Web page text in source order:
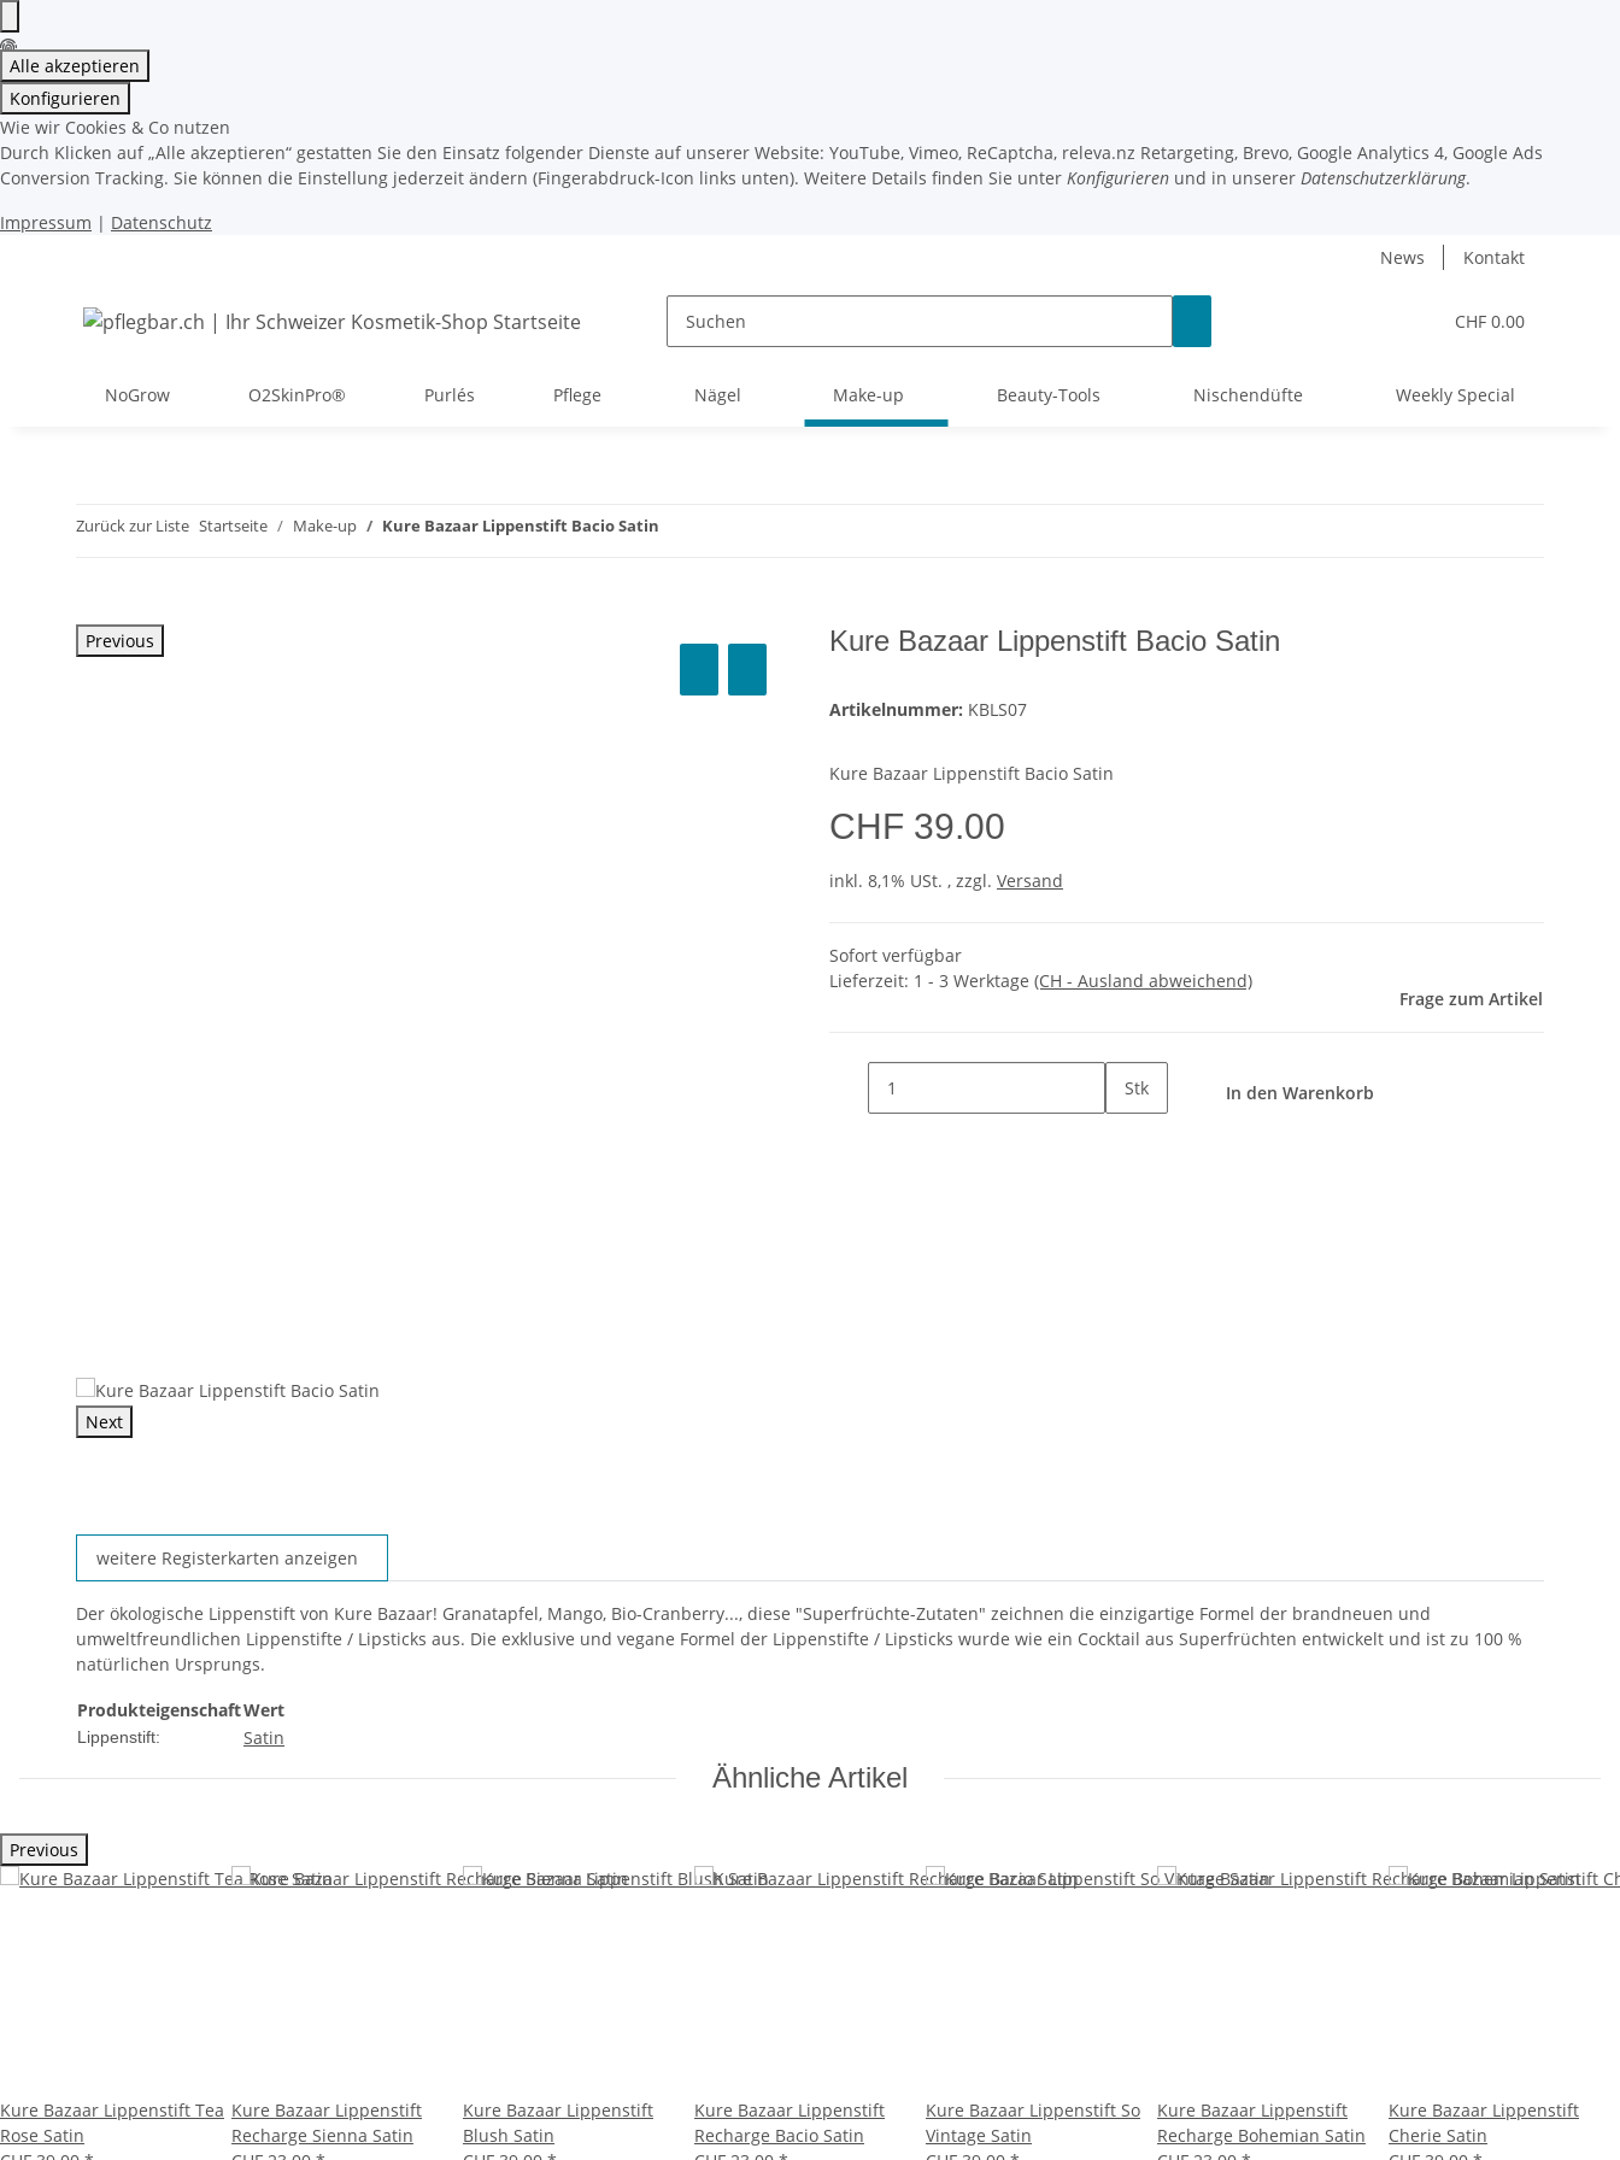
Alle akzeptieren
Konfigurieren
Wie wir Cookies & Co nutzen
Durch Klicken auf „Alle akzeptieren“ gestatten Sie den Einsatz folgender Dienste auf unserer Website: YouTube, Vimeo, ReCaptcha, releva.nz Retargeting, Brevo, Google Analytics 4, Google Ads
Conversion Tracking. Sie können die Einstellung jederzeit ändern (Fingerabdruck-Icon links unten). Weitere Details finden Sie unter Konfigurieren und in unserer Datenschutzerklärung.
Impressum | Datenschutz
News
Kontakt
CHF 0.00
NoGrow O2SkinPro® Purlés Pflege Nägel Make-up Beauty-Tools Nischendüfte Weekly Special
Zurück zur Liste Startseite Make-up Kure Bazaar Lippenstift Bacio Satin
Previous
Next
Kure Bazaar Lippenstift Bacio Satin
Artikelnummer: KBLS07
Kure Bazaar Lippenstift Bacio Satin
CHF 39.00
inkl. 8,1% USt. , zzgl. Versand
Sofort verfügbar
Lieferzeit: 1 - 3 Werktage (CH - Ausland abweichend)
Frage zum Artikel
Stk In den Warenkorb
weitere Registerkarten anzeigen
Der ökologische Lippenstift von Kure Bazaar! Granatapfel, Mango, Bio-Cranberry..., diese "Superfrüchte-Zutaten" zeichnen die einzigartige Formel der brandneuen und
umweltfreundlichen Lippenstifte / Lipsticks aus. Die exklusive und vegane Formel der Lippenstifte / Lipsticks wurde wie ein Cocktail aus Superfrüchten entwickelt und ist zu 100 %
natürlichen Ursprungs.
ProdukteigenschaftWert
Lippenstift: Satin
Ähnliche Artikel
Previous
Kure Bazaar Lippenstift Tea
Rose Satin
Kure Bazaar Lippenstift
Recharge Sienna Satin
Kure Bazaar Lippenstift
Blush Satin
Kure Bazaar Lippenstift
Recharge Bacio Satin
Kure Bazaar Lippenstift So
Vintage Satin
Kure Bazaar Lippenstift
Recharge Bohemian Satin
Kure Bazaar Lippenstift
Cherie Satin